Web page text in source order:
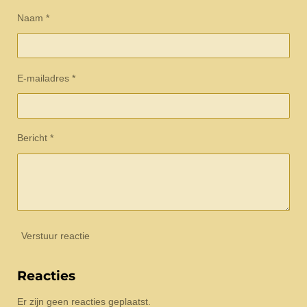
Naam *
E-mailadres *
Bericht *
Verstuur reactie
Reacties
Er zijn geen reacties geplaatst.